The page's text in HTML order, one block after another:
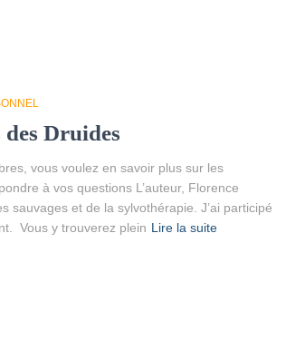
Druides
vous voulez en savoir plus sur les
à vos questions L’auteur, Florence
sauvages et de la sylvothérapie. J’ai participé
Vous y trouverez plein Lire la suite